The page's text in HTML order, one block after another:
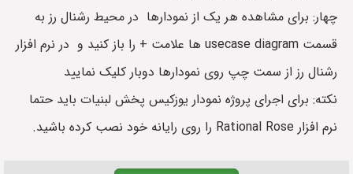
چهار: برای مشاهده هر یک از نمودارها در محیط رشنال رز به
قسمت usecase diagram ها علامت + را باز کنید و در نرم افزار
رشنال رز از سمت چپ روی نمودارها دوبار کلیک نمایید
نکته: برای اجرای پروژه نمودار یوزکیس پخش لبنیات باید حتما
نرم افزار Rational Rose را روی رایانه خود نصب کرده باشید.